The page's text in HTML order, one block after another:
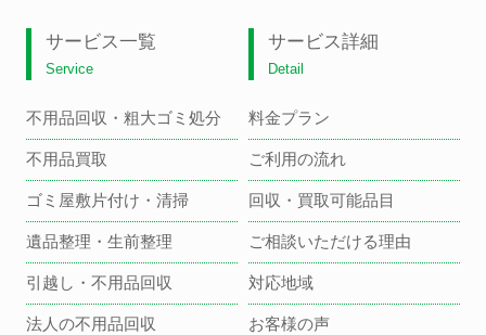
サービス一覧
Service
不用品回収・粗大ゴミ処分
不用品買取
ゴミ屋敷片付け・清掃
遺品整理・生前整理
引越し・不用品回収
法人の不用品回収
サービス詳細
Detail
料金プラン
ご利用の流れ
回収・買取可能品目
ご相談いただける理由
対応地域
お客様の声